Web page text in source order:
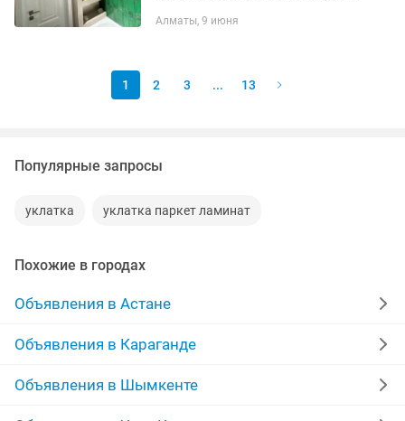
и гидроизоляция . Демонтаж старых
Алматы, 9 июня
1 2 3 ... 13
Популярные запросы
уклатка уклатка паркет ламинат
Похожие в городах
Объявления в Астане
Объявления в Караганде
Объявления в Шымкенте